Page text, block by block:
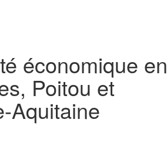
économique en
Poitou et
Aquitaine